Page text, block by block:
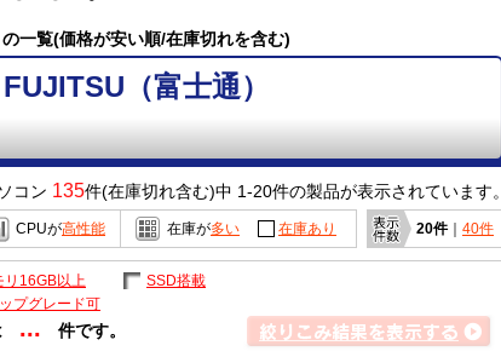
一覧(価格が安い順/在庫切れを含む)
（富士通）
コン 135件(在庫切れ含む)中 1-20件の製品が表示されています。
CPUが高性能 在庫が多い 在庫あり 20件｜ 40件
リ16GB以上
SSD搭載
プグレード可
... 件です。